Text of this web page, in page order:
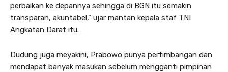
perbaikan ke depannya sehingga di BGN itu semakin
transparan, akuntabel,” ujar mantan kepala staf TNI
Angkatan Darat itu.
Dudung juga meyakini, Prabowo punya pertimbangan dan
mendapat banyak masukan sebelum mengganti pimpinan